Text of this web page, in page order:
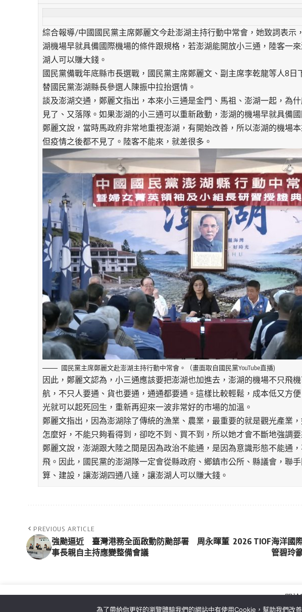
綜合報導/中國國民黨主席鄭麗文今赴澎湖主持行動中常會，她致詞表示
湖機場早就具備國際機場的條件跟規格，若澎湖能開放小三通，陸客一
湖人可以賺大錢。
國民黨備戰年底縣市長選戰，國民黨主席鄭麗文、副主席李乾龍等人8日
替國民黨澎湖縣長參選人陳振中拉抬選情。
談及澎湖交通，鄭麗文指出，本來小三通是金門、馬祖、澎湖一起，為
見了、又落隊。如果澎湖的小三通可以重新啟動，澎湖的機場早就具備
鄭麗文說，當時馬政府非常地重視澎湖，有開始改善，所以澎湖的機場
但疫情之後都不見了。陸客不能來，就差很多。
國民黨主席鄭麗文赴澎湖主持行動中常會。（畫面取自國民黨YouTube直播)
因此，鄭麗文認為，小三通應該要把澎湖也加進去，澎湖的機場不只飛
航，不只人要通、貨也要通，通通都要通。這樣比較輕鬆，成本低又方
光就可以起死回生，重新再迎來一波非常好的市場的加溫。
鄭麗文指出，因為澎湖除了傳統的漁業、農業，最重要的就是觀光產業
怎麼好，不能只夠看得到，卻吃不到、買不到，所以她才會不斷地強調
鄭麗文說，澎湖跟大陸之間是因為政治不能通，是因為意識形態不能通
飛。因此，國民黨的澎湖隊一定會從縣政府、鄉鎮市公所、縣議會，聯
算、建設，讓澎湖四通八達，讓澎湖人可以賺大錢。
PREVIOUS ARTICLE
強颱逼近 臺灣港務全面啟動防颱部署 周永暉董
事長親自主持應變整備會議
2026 TIOF海洋
管碧玲
關於
為了帶給你更好的瀏覽體驗我們的網站中有使用Cookie，幫助我們改